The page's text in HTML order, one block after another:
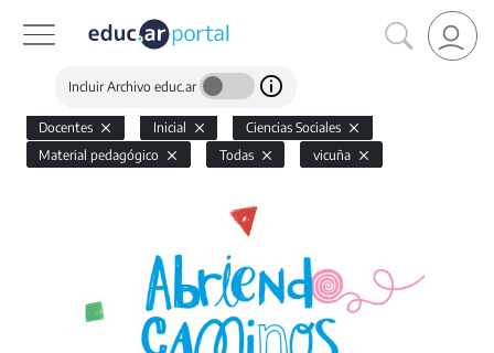
Incluir Archivo educ.ar
Docentes Inicial
Ciencias Sociales
Material pedagógico
Todas vicuña